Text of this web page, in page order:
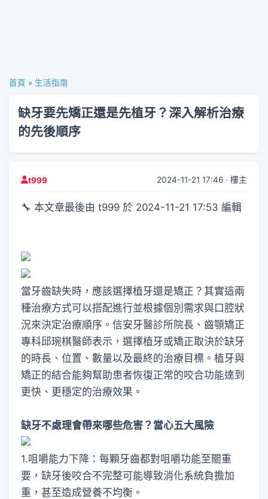
首頁 » 生活指南
缺牙要先矯正還是先植牙？深入解析治療
的先後順序
t999 2024-11-21 17:46 · 樓主
🔧 本文章最後由 t999 於 2024-11-21 17:53 編輯
當牙齒缺失時，應該選擇植牙還是矯正？其實這兩
種治療方式可以搭配進行並根據個別需求與口腔狀
況來決定治療順序。信安牙醫診所院長、齒顎矯正
專科邱琬棋醫師表示，選擇植牙或矯正取決於缺牙
的時長、位置、數量以及最終的治療目標。植牙與
矯正的結合能夠幫助患者恢復正常的咬合功能達到
更快、更穩定的治療效果。
缺牙不處理會帶來哪些危害？當心五大風險
1.咀嚼能力下降：每顆牙齒都對咀嚼功能至關重
要，缺牙後咬合不完整可能導致消化系統負擔加
重，甚至造成營養不均衡。